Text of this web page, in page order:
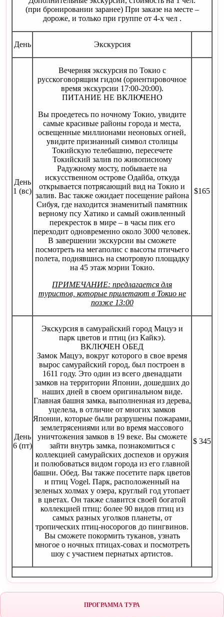
(при бронировании заранее) При заказе на месте –
дороже, и только при группе от 4-х чел .
День Экскурсия
День
1 (вс)
Вечерняя экскурсия по Токио с
русскоговорящим гидом (ориентировочное
время экскурсии 17:00-20:00).
ПИТАНИЕ НЕ ВКЛЮЧЕНО
Вы проедетесь по ночному Токио, увидите
самые красивые районы города и места,
освещенные миллионами неоновых огней,
увидите признанный символ столицы
Токийскую телебашню, пересечете
Токийский залив по живописному
Радужному мосту, побываете на
искусственном острове Одайба, откуда
открывается потрясающий вид на Токио и
залив. Вас также ожидает посещение района
Сибуя, где находится знаменитый памятник
верному псу Хатико и самый оживленный
перекресток в мире – в часы пик его
переходит одновременно около 3000 человек.
В завершении экскурсии вы сможете
посмотреть на мегаполис с высоты птичьего
полета, поднявшись на смотровую площадку
на 45 этаж мэрии Токио.
ПРИМЕЧАНИЕ: предлагается для
туристов, которые прилетают в Токио не
позже 13:00
$165
День
6 (пт)
Экскурсия в самурайский город Мацуэ и
парк цветов и птиц (из Кайкэ).
ВКЛЮЧЕН ОБЕД
Замок Мацуэ, вокруг которого в свое время
вырос самурайский город, был построен в
1611 году. Это один из всего двенадцати
замков на территории Японии, дошедших до
наших дней в своем оригинальном виде.
Главная башня замка, выполненная из дерева,
уцелела, в отличие от многих замков
Японии, которые были разрушены пожарами,
землетрясениями или во время массового
уничтожения замков в 19 веке. Вы сможете
зайти внутрь замка, познакомиться с
коллекцией самурайских доспехов и оружия
и полюбоваться видом города из его главной
башни. Обед. Вы также посетите парк цветов
и птиц Vogel. Парк, расположенный на
зеленых холмах у озера, круглый год утопает
в цветах. Он также славится своей богатой
коллекцией птиц: более 90 видов птиц из
самых разных уголков планеты, от
тропических птиц-носорогов до пингвинов.
Вы сможете покормить туканов, узнать
многое о ночных птицах-совах и посмотреть
шоу с участием пернатых артистов.
$ 345
ПРОГРАММА ТУРА